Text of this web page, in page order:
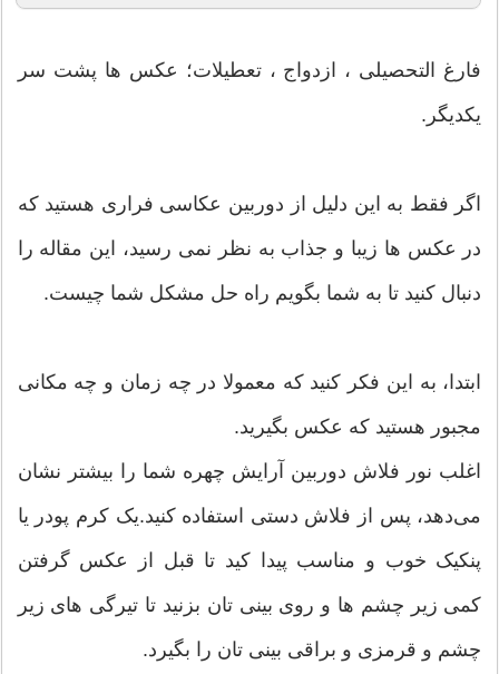
فارغ التحصیلی ، ازدواج ، تعطیلات؛ عکس ها پشت سر
یکدیگر.
اگر فقط به این دلیل از دوربین عکاسی فراری هستید که
در عکس ها زیبا و جذاب به نظر نمی رسید، این مقاله را
دنبال کنید تا به شما بگویم راه حل مشکل شما چیست.
ابتدا، به این فکر کنید که معمولا در چه زمان و چه مکانی
مجبور هستید که عکس بگیرید.
اغلب نور فلاش دوربین آرایش چهره شما را بیشتر نشان
می‌دهد، پس از فلاش دستی استفاده کنید.یک کرم پودر یا
پنکیک خوب و مناسب پیدا کید تا قبل از عکس گرفتن
کمی زیر چشم ها و روی بینی تان بزنید تا تیرگی های زیر
چشم و قرمزی و براقی بینی تان را بگیرد.